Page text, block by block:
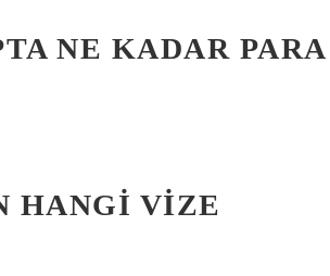
NE KADAR PARA
HANGI VIZE